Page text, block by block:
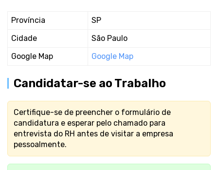
Província
SP
Cidade
São Paulo
Google Map
Google Map
Candidatar-se ao Trabalho
Certifique-se de preencher o formulário de
candidatura e esperar pelo chamado para
entrevista do RH antes de visitar a empresa
pessoalmente.